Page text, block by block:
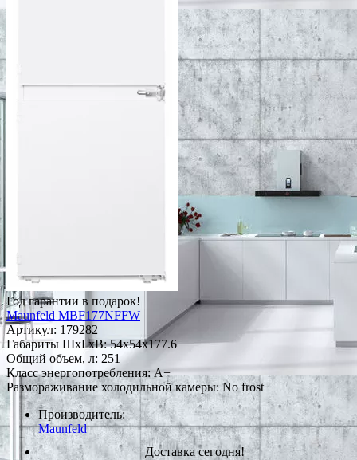
Год гарантии в подарок!
Maunfeld MBF177NFFW
Артикул: 179282
Габариты ШxГxВ: 54x54x177.6
Общий объем, л: 251
Класс энергопотребления: A+
Размораживание холодильной камеры: No frost
Производитель:
Maunfeld
Доставка сегодня!